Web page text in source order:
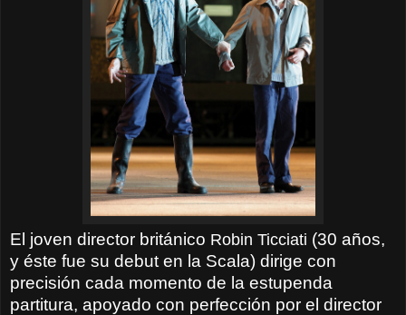
El joven director británico Robin Ticciati (30 años,
y éste fue su debut en la Scala) dirige con
precisión cada momento de la estupenda
partitura, apoyado con perfección por el director